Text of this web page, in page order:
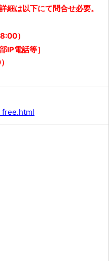
詳細は以下にて問合せ必要。
）
電話等］